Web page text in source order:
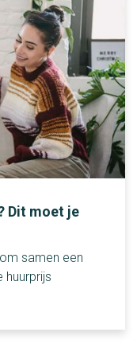
Dit moet je
samen een
huurprijs